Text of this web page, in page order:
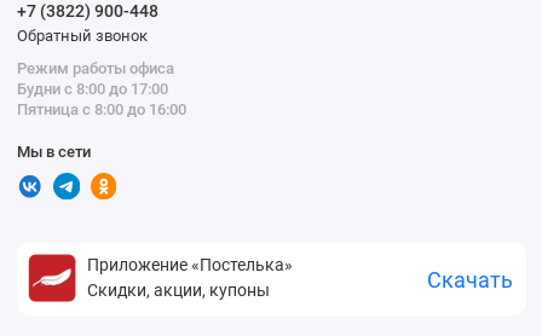
+7 (3822) 900-448
Обратный звонок
Режим работы офиса
Будни с 8:00 до 17:00
Пятница с 8:00 до 16:00
Мы в сети
Приложение «Постелька»
Скидки, акции, купоны
Скачать